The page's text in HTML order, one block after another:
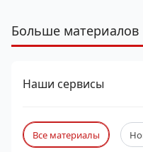
Больше материалов
Наши сервисы
Все материалы